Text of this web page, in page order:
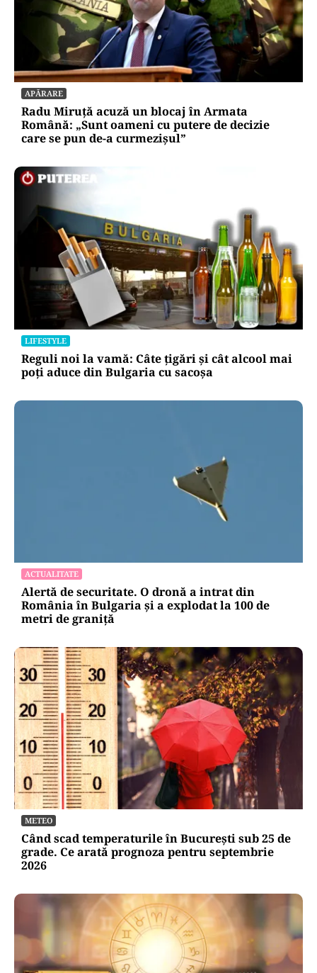
APĂRARE
Radu Miruță acuză un blocaj în Armata
Română: „Sunt oameni cu putere de decizie
care se pun de-a curmezișul”
LIFESTYLE
Reguli noi la vamă: Câte țigări și cât alcool mai
poți aduce din Bulgaria cu sacoșa
ACTUALITATE
Alertă de securitate. O dronă a intrat din
România în Bulgaria şi a explodat la 100 de
metri de graniţă
METEO
Când scad temperaturile în București sub 25 de
grade. Ce arată prognoza pentru septembrie
2026